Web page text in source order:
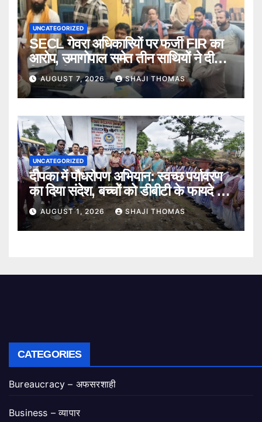
UNCATEGORIZED
SECL गेवरा अधिकारियों पर फर्जी FIR का
आरोप, उमागोपाल समेत तीन साथियों ने दी
गिरफ्तारी।
AUGUST 7, 2026 SHAJI THOMAS
UNCATEGORIZED
दीपका में पौधरोपण अभियान: स्वच्छ पर्यावरण
का दिया संदेश, बच्चों को डीबीटी के फायदे भी
बताए।
AUGUST 1, 2026 SHAJI THOMAS
CATEGORIES
Bureaucracy – अफसरशाही
Business – व्यापार